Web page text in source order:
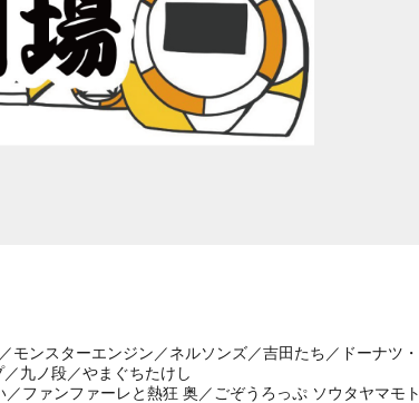
ンスターエンジン／ネルソンズ／吉田たち／ドーナツ・
九ノ段／やまぐちたけし
ファンファーレと熱狂 奥／ごぞうろっぷ ソウタヤマモト